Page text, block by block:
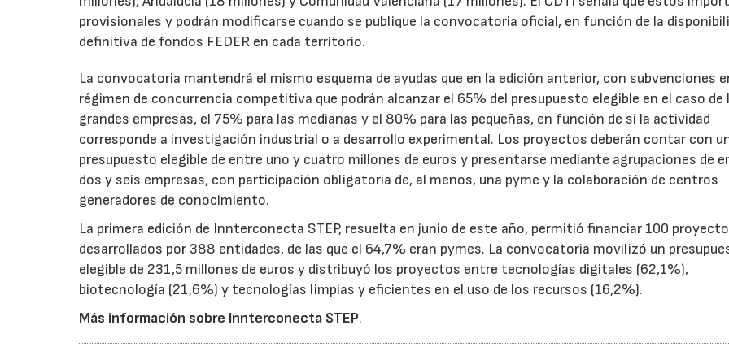
provisionales y podrán modificarse cuando se publique la convocatoria oficial, en función de la
definitiva de fondos FEDER en cada territorio.
La convocatoria mantendrá el mismo esquema de ayudas que en la edición anterior, con subvenciones
régimen de concurrencia competitiva que podrán alcanzar el 65% del presupuesto elegible en el caso de
grandes empresas, el 75% para las medianas y el 80% para las pequeñas, en función de si la actividad
corresponde a investigación industrial o a desarrollo experimental. Los proyectos deberán contar con
presupuesto elegible de entre uno y cuatro millones de euros y presentarse mediante agrupaciones de
dos y seis empresas, con participación obligatoria de, al menos, una pyme y la colaboración de centros
generadores de conocimiento.
La primera edición de Innterconecta STEP, resuelta en junio de este año, permitió financiar 100
desarrollados por 388 entidades, de las que el 64,7% eran pymes. La convocatoria movilizó un
elegible de 231,5 millones de euros y distribuyó los proyectos entre tecnologías digitales (62,1%),
biotecnología (21,6%) y tecnologías limpias y eficientes en el uso de los recursos (16,2%).
Más información sobre Innterconecta STEP.